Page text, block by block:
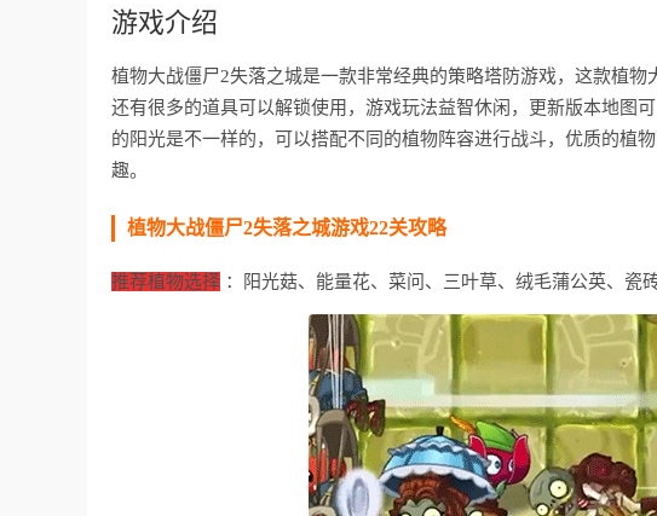
游戏介绍
植物大战僵尸2失落之城是一款非常经典的策略塔防游戏，这款植物
还有很多的道具可以解锁使用，游戏玩法益智休闲，更新版本地图
的阳光是不一样的，可以搭配不同的植物阵容进行战斗，优质的植
趣。
植物大战僵尸2失落之城游戏22关攻略
推荐植物选择 ：阳光菇、能量花、菜问、三叶草、绒毛蒲公英、瓷